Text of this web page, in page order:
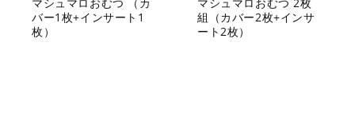
バー1枚+インサート1
枚）
組（カバー2枚+インサ
ート2枚）